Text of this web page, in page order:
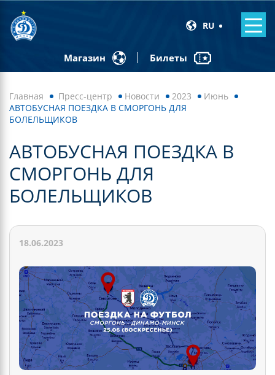
RU
Магазин Билеты
Главная Пресс-центр Новости 2023
Июнь
АВТОБУСНАЯ ПОЕЗДКА В СМОРГОНЬ ДЛЯ
БОЛЕЛЬЩИКОВ
АВТОБУСНАЯ ПОЕЗДКА В
СМОРГОНЬ ДЛЯ
БОЛЕЛЬЩИКОВ
18.06.2023